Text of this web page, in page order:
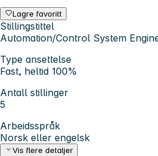
Lagre favoritt
Stillingstittel
Automation/Control System
Type ansettelse
Fast, heltid 100%
Antall stillinger
5
Arbeidsspråk
Norsk eller engelsk
Vis flere detaljer